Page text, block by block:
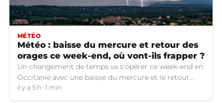
MÉTÉO
Météo : baisse du mercure et retour des
orages ce week-end, où vont-ils frapper ?
Un changement de temps va s'opérer ce week-end en
Occitanie avec une baisse du mercure et le retour
d'orages dans certains départements.
il y a 5 h 1 min